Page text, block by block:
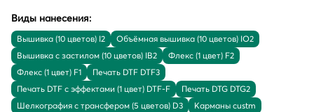
Виды нанесения:
Вышивка (10 цветов) I2
Объёмная вышивка (10 цветов) IO2
Вышивка с застилом (10 цветов) IB2
Флекс (1 цвет) F2
Флекс (1 цвет) F1
Печать DTF DTF3
Печать DTF с эффектами (1 цвет) DTF-F
Печать DTG DTG2
Шелкография с трансфером (5 цветов) D3
Карманы custm